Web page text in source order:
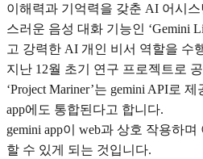
이해력과 기억력을 갖춘 AI 어시스
스러운 음성 대화 기능인 ‘Gemini
고 강력한 AI 개인 비서 역할을 수
지난 12월 초기 연구 프로젝트로
‘Project Mariner’는 gemini API로
app에도 통합된다고 합니다.
gemini app이 web과 상호 작용하
할 수 있게 되는 것입니다.